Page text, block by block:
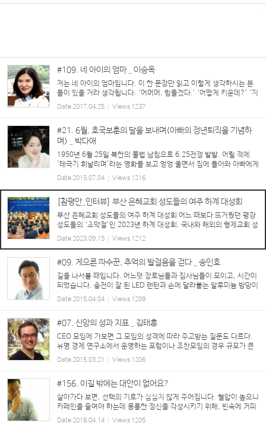
#109. 네 아이의 엄마 _ 이승옥
저는 네 아이의 엄마입니다. 이 한 문장만 읽고 이렇게 생각하시는 분
들이 있을 거라 생각됩니다. ‘어머머, 힘들겠다.’ ‘어떻게 키운데?’ ‘지
금은 힘들어도 크고 나면 좋아.’ 그리고 위에 딸이 셋이고 막내가 아들
이다 보니, 또 이렇게...
Date2017.04.25 Views 1237
#21. 6월, 호국보훈의 달을 보내며(아빠의 정년퇴직을 기념하
며) _ 박다애
1950년 6월 25일 북한의 불법 남침으로 6.25전쟁 발발. 어릴 적에
'태극기 휘날리며'라는 영화를 보고 엉엉 울면서 집에 돌아와 아빠에게
군인 하지 말라고 떼를 썼던 기억이 납니다. 그때의 저는 지금 전쟁이
난다면 50년대 전쟁과 같을 것이라고 생각했나 ...
Date2015.07.04 Views 1216
[참평안_인터뷰] 부산 은혜교회 성도들의 여주 하계 대성회
부산 은혜교회 성도들의 여주 하계 대성회 어느 때보다 뜨거웠던 평강
성도들의 ‘초막절’인 2023년 하계 대성회. 국내와 해외의 형제교회 성
도들이 여주 평강제일연수원에 모인 가운데, 부산 은혜교회(담임 유화
창 목사)에서는 출석인원 200여 명의 성도 중 ...
Date2023.09.15 Views 1212
#09. 게으른 파수꾼, 추억의 발걸음을 걷다 _ 송인호
길을 나서볼 때입니다. 어느덧 장로님들과 집사님들이 모이고, 시간이
되었습니다. 충전이 잘 된 LED 랜턴과 손에 달라붙는 알루미늄 방망이
하나를 집어 들고 말입니다. 첫 행선지는 내 맘대로 정한 순서대로 예
전 회계실 건물입니다. 손전등을 비춰가며 ...
Date2015.04.04 Views 1209
#07. 신앙의 성과 지표 _ 김태훈
CEO 모임에 가보면 그 모임의 성격에 따라 주고받는 질문도 다르다.
유명 경제 연구소에서 운영하는 포럼이나 조찬모임의 경우 규모가 큰
기업들의 CEO들이 많이 참석하는 만큼 최근 화두에 오르고 있는 경영
키워드에 대한 논의가 많다. “대표님 ...
Date2015.03.21 Views 1206
#156. 이길 밖에는 대안이 없어요?
살아가다 보면, 선택의 기로가 심심치 않게 주어집니다. 혈압이 높으니
카페인을 줄여야 하는데 몽롱한 정신을 각성시키기 위해, 빈속에 커피
를 마시는 것도 선택이고, 종합 검진을 받고, 아찔한 숫자들과 의사 선
Date2018.04.14 Views 1205